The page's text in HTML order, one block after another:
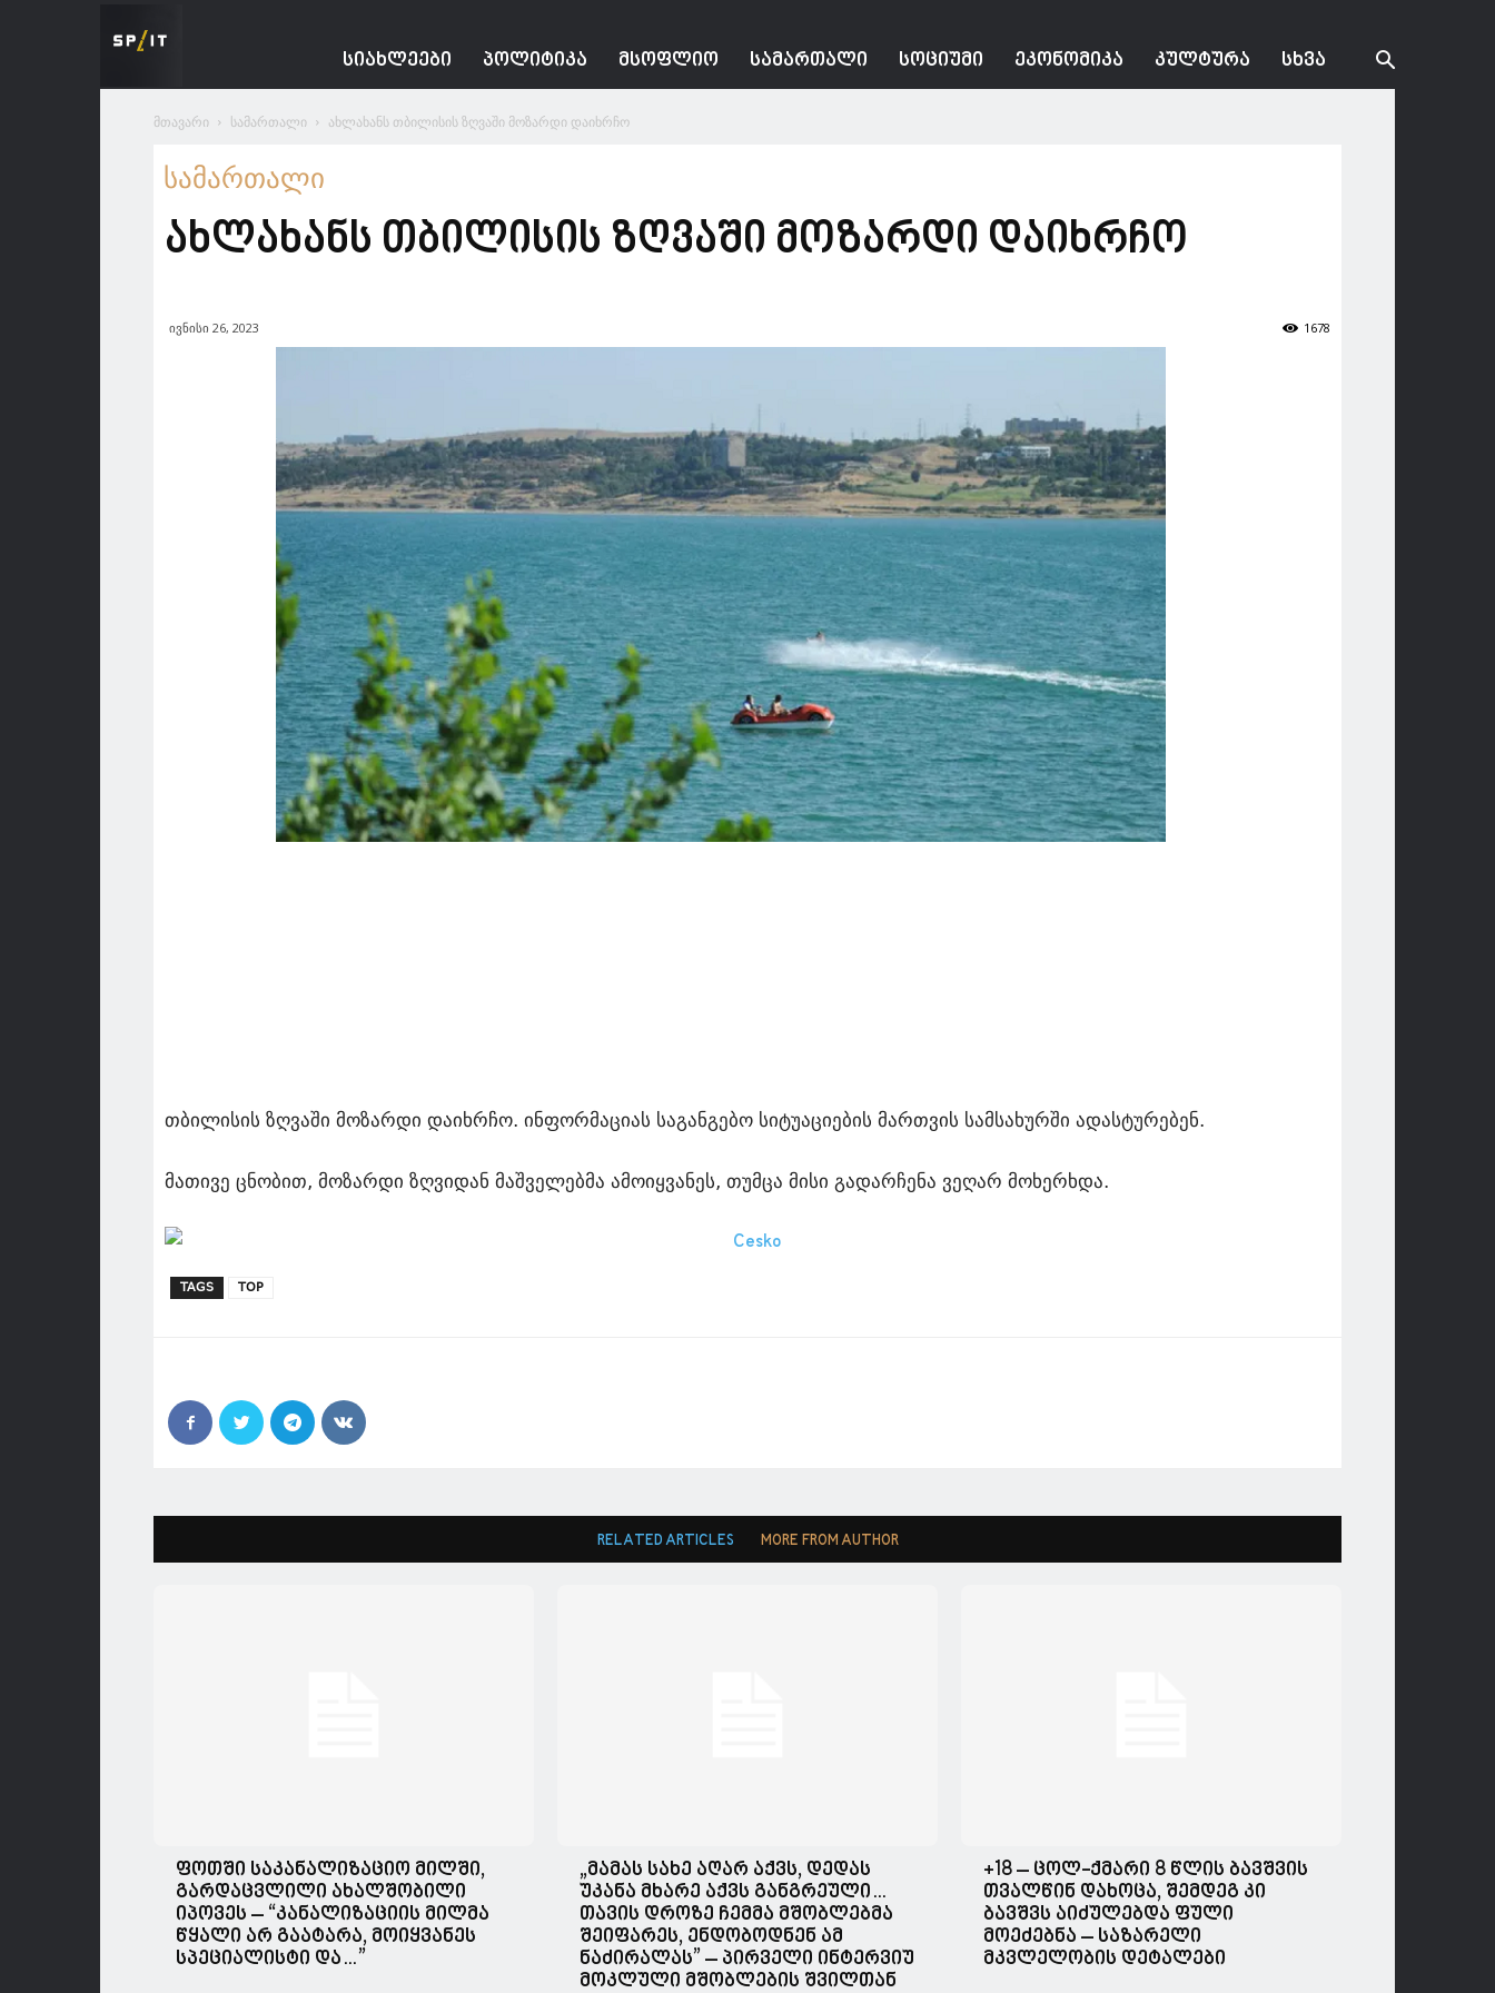
ᲡᲘᲐᲮᲚᲔᲔᲑᲘ ᲞᲝᲚᲘᲢᲘᲙᲐ ᲛᲡᲝᲤᲚᲘᲝ ᲡᲐᲛᲐᲠᲗᲐᲚᲘ ᲡᲝᲪᲘᲣᲛᲘ ᲔᲙᲝᲜᲝᲛᲘᲙᲐ ᲙᲣᲚᲢᲣᲠᲐ ᲡᲮᲕᲐ
მთავარი სამართალი ახლახანს თბილისის ზღვაში მოზარდი დაიხრჩო
სამართალი
ახლახანს თბილისის ზღვაში მოზარდი დაიხრჩო
ივნისი 26, 2023 1678
თბილისის ზღვაში მოზარდი დაიხრჩო. ინფორმაციას საგანგებო სიტუაციების მართვის სამსახურში ადასტურებენ.
მათივე ცნობით, მოზარდი ზღვიდან მაშველებმა ამოიყვანეს, თუმცა მისი გადარჩენა ვეღარ მოხერხდა.
TAGS TOP
RELATED ARTICLES MORE FROM AUTHOR
ფოთში საკანალიზაციო მილში,
გარდაცვლილი ახალშობილი
იპოვეს – “კანალიზაციის მილმა
წყალი არ გაატარა, მოიყვანეს
სპეციალისტი და…”
„მა­მას სახე აღარ აქვს, დე­დას
უკა­ნა მხა­რე აქვს გან­გრე­უ­ლი…
თავის დროზე ჩემმა მშობლებმა
შეიფარეს, ენდობოდნენ ამ
ნაძირალას” – პირველი ინტერვიუ
მოკლული მშობლების შვილთან
+18 – ცოლ-ქმარი 8 წლის ბავშვის
თვალწინ დახოცა, შემდეგ კი
ბავშვს აიძულებდა ფული
მოეძებნა – საზარელი
მკვლელობის დეტალები